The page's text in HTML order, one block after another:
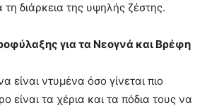
διάρκεια της υψηλής ζέστης.
για τα Νεογνά και Βρέφη
είναι ντυμένα όσο γίνεται πιο
είναι τα χέρια και τα πόδια τους να